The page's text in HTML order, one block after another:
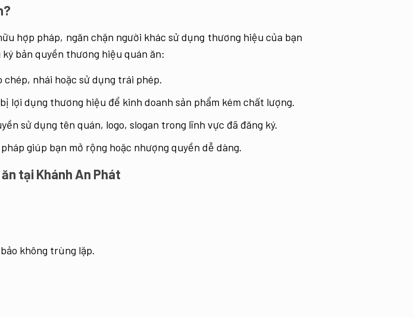
hợp pháp, ngăn chặn người khác sử dụng thương hiệu của bạn
bản quyền thương hiệu quán ăn:
chép, nhái hoặc sử dụng trái phép.
lợi dụng thương hiệu để kinh doanh sản phẩm kém chất lượng.
sử dụng tên quán, logo, slogan trong lĩnh vực đã đăng ký.
giúp bạn mở rộng hoặc nhượng quyền dễ dàng.
tại Khánh An Phát
không trùng lặp.